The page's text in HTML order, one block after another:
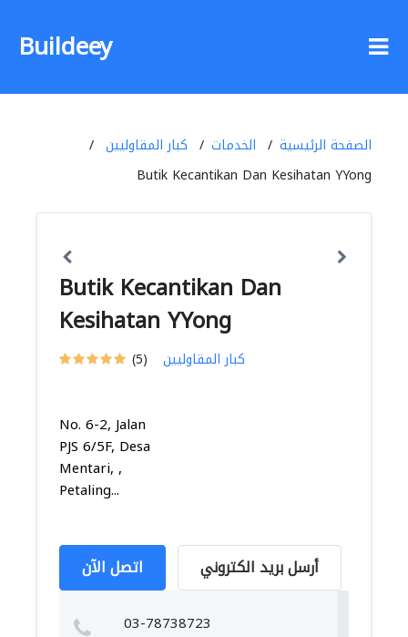
Buildeey
الصفحة الرئيسية الخدمات
كبار المقاوليين
Butik Kecantikan Dan Kesihatan YYong
Butik Kecantikan Dan
Kesihatan YYong
(5) كبار المقاوليين
No. 6-2, Jalan
PJS 6/5F, Desa
Mentari, ,
Petaling...
اتصل الآن أرسل بريد الكتروني
03-78738723